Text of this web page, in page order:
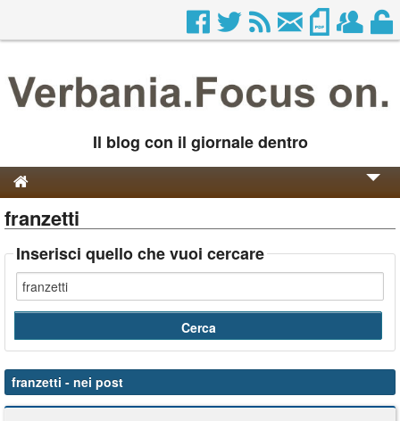
Il blog con il giornale dentro
Genesi e Storia
Contatti
franzetti
Inserisci quello che vuoi cercare
franzetti - nei post